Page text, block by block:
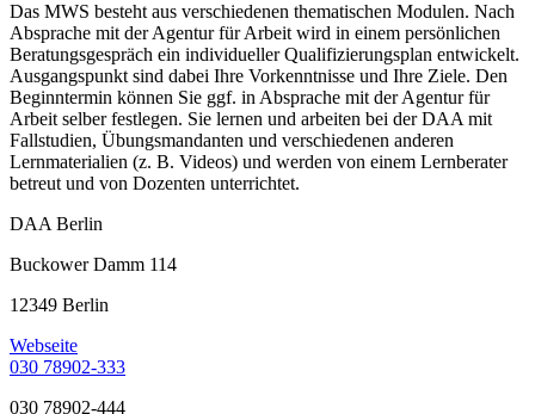
Das MWS besteht aus verschiedenen thematischen Modulen. Nach
Absprache mit der Agentur für Arbeit wird in einem persönlichen
Beratungsgespräch ein individueller Qualifizierungsplan entwickelt.
Ausgangspunkt sind dabei Ihre Vorkenntnisse und Ihre Ziele. Den
Beginntermin können Sie ggf. in Absprache mit der Agentur für
Arbeit selber festlegen. Sie lernen und arbeiten bei der DAA mit
Fallstudien, Übungsmandanten und verschiedenen anderen
Lernmaterialien (z. B. Videos) und werden von einem Lernberater
betreut und von Dozenten unterrichtet.
DAA Berlin
Buckower Damm 114
12349 Berlin
Webseite
030 78902-333
030 78902-444